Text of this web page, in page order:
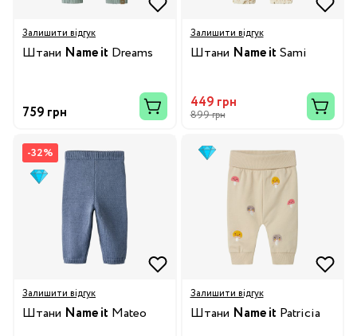
Залишити відгук
Штани Name it Dreams
759 грн
Залишити відгук
Штани Name it Sami
449 грн
899 грн
-32%
Залишити відгук
Штани Name it Mateo
Залишити відгук
Штани Name it Patricia